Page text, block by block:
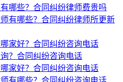
哪些？合同纠纷律师费贵吗
有哪些？合同纠纷律师所更新
家好？合同纠纷咨询电话
？合同纠纷咨询电话
家好？合同纠纷咨询电话
有哪些？合同纠纷咨询电话